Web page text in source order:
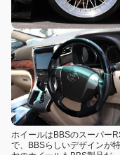
ホイールはBBSのスーパー
で、BBSらしいデザインが